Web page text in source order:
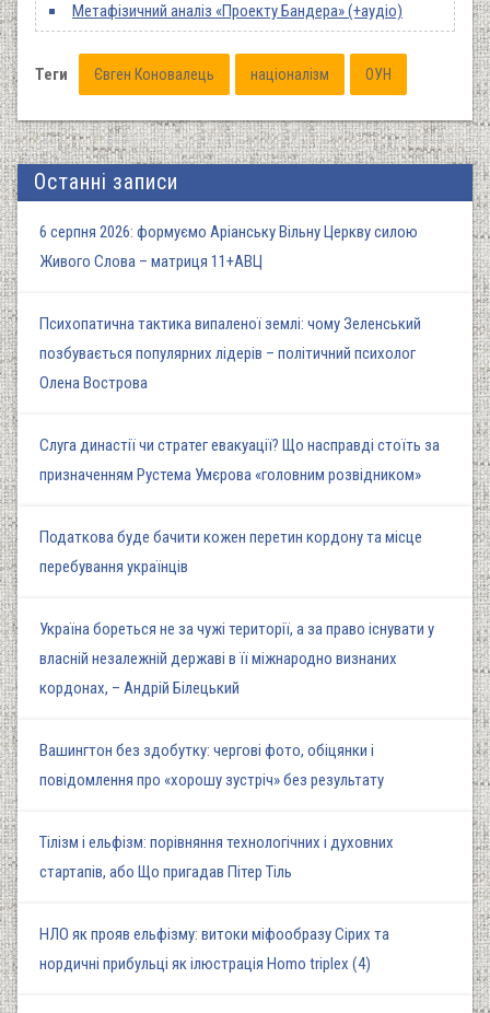
Метафізичний аналіз «Проекту Бандера» (+аудіо)
Теги Євген Коновалець націоналізм ОУН
Останні записи
6 серпня 2026: формуємо Аріанську Вільну Церкву силою
Живого Слова – матриця 11+АВЦ
Психопатична тактика випаленої землі: чому Зеленський
позбувається популярних лідерів – політичний психолог
Олена Вострова
Слуга династії чи стратег евакуації? Що насправді стоїть за
призначенням Рустема Умєрова «головним розвідником»
Податкова буде бачити кожен перетин кордону та місце
перебування українців
Україна бореться не за чужі території, а за право існувати у
власній незалежній державі в її міжнародно визнаних
кордонах, – Андрій Білецький
Вашингтон без здобутку: чергові фото, обіцянки і
повідомлення про «хорошу зустріч» без результату
Тілізм і ельфізм: порівняння технологічних і духовних
стартапів, або Що пригадав Пітер Тіль
НЛО як прояв ельфізму: витоки міфообразу Сірих та
нордичні прибульці як ілюстрація Homo triplex (4)